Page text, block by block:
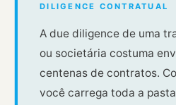
DILIGENCE CONTRATUAL
A due diligence de uma
ou societária costuma
centenas de contratos.
você carrega toda a